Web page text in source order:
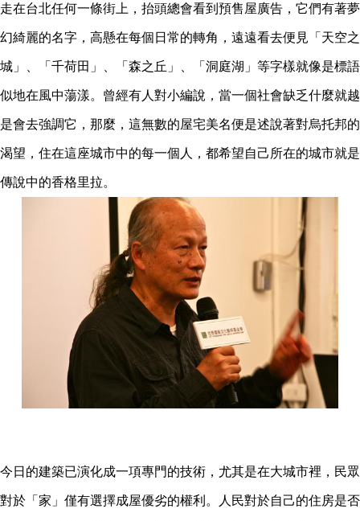
走在台北任何一條街上，抬頭總會看到預售屋廣告，它們有著夢
幻綺麗的名字，高懸在每個日常的轉角，遠遠看去便見「天空之
城」、「千荷田」、「森之丘」、「洞庭湖」等字樣就像是標語
似地在風中蕩漾。曾經有人對小編說，當一個社會缺乏什麼就越
是會去強調它，那麼，這無數的屋宅美名便是述說著對烏托邦的
渴望，住在這座城市中的每一個人，都希望自己所在的城市就是
傳說中的香格里拉。
今日的建築已演化成一項專門的技術，尤其是在大城市裡，民眾
對於「家」僅有選擇成屋優劣的權利。人民對於自己的住房是否